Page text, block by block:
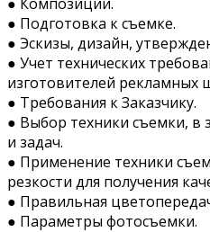
● Подготовка к съемке.
● Эскизы, дизайн,
● Учет технических
изготовителей рекламных
● Требования к Заказчику.
● Выбор техники съемки, в
и задач.
● Применение техники
резкости для получения
● Правильная
● Параметры фотосъемки.